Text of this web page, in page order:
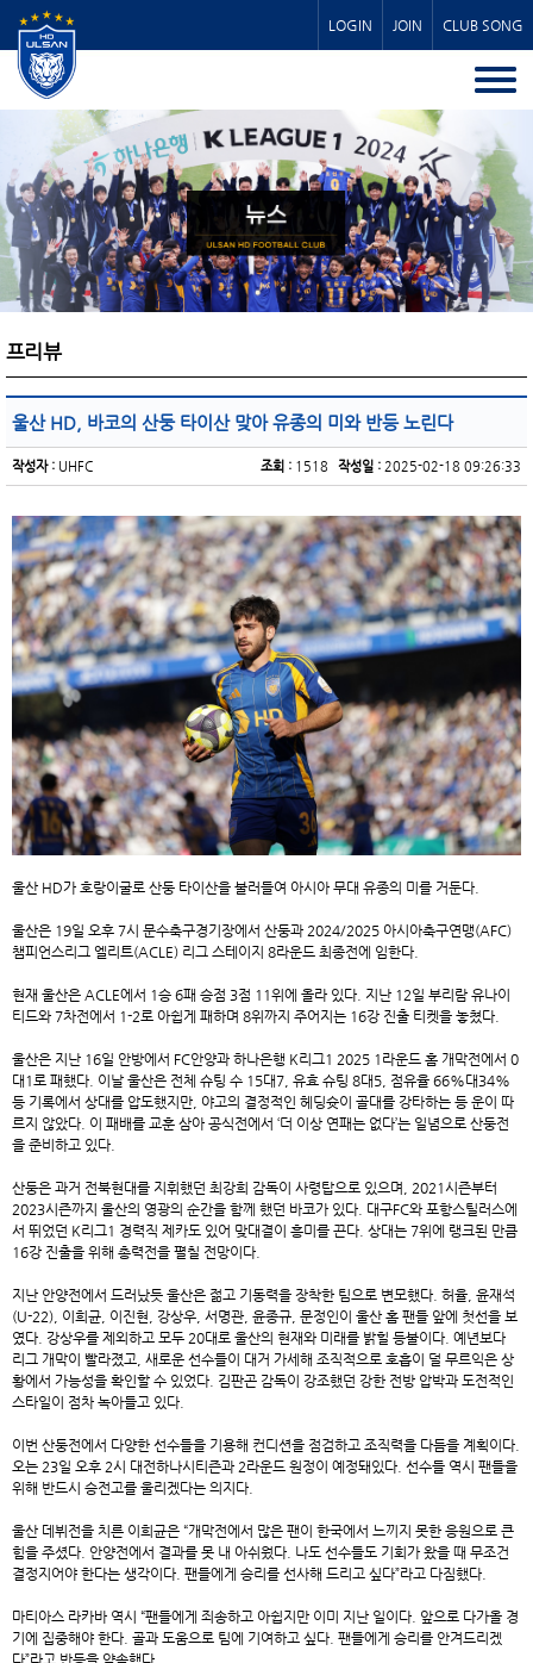
LOGIN JOIN CLUB SONG
프리뷰
울산 HD, 바코의 산둥 타이산 맞아 유종의 미와 반등 노린다
작성자 : UHFC 작성일 : 2025-02-18 09:26:33
조회 : 1518
울산 HD가 호랑이굴로 산둥 타이산을 불러들여 아시아 무대 유종의 미를 거둔다.
울산은 19일 오후 7시 문수축구경기장에서 산둥과 2024/2025 아시아축구연맹(AFC)
챔피언스리그 엘리트(ACLE) 리그 스테이지 8라운드 최종전에 임한다.
현재 울산은 ACLE에서 1승 6패 승점 3점 11위에 올라 있다. 지난 12일 부리람 유나이
티드와 7차전에서 1-2로 아쉽게 패하며 8위까지 주어지는 16강 진출 티켓을 놓쳤다.
울산은 지난 16일 안방에서 FC안양과 하나은행 K리그1 2025 1라운드 홈 개막전에서 0
대1로 패했다. 이날 울산은 전체 슈팅 수 15대7, 유효 슈팅 8대5, 점유율 66%대34%
등 기록에서 상대를 압도했지만, 야고의 결정적인 헤딩슛이 골대를 강타하는 등 운이 따
르지 않았다. 이 패배를 교훈 삼아 공식전에서 ‘더 이상 연패는 없다’는 일념으로 산둥전
을 준비하고 있다.
산둥은 과거 전북현대를 지휘했던 최강희 감독이 사령탑으로 있으며, 2021시즌부터
2023시즌까지 울산의 영광의 순간을 함께 했던 바코가 있다. 대구FC와 포항스틸러스에
서 뛰었던 K리그1 경력직 제카도 있어 맞대결이 흥미를 끈다. 상대는 7위에 랭크된 만큼
16강 진출을 위해 총력전을 펼칠 전망이다.
지난 안양전에서 드러났듯 울산은 젊고 기동력을 장착한 팀으로 변모했다. 허율, 윤재석
(U-22), 이희균, 이진현, 강상우, 서명관, 윤종규, 문정인이 울산 홈 팬들 앞에 첫선을 보
였다. 강상우를 제외하고 모두 20대로 울산의 현재와 미래를 밝힐 등불이다. 예년보다
리그 개막이 빨라졌고, 새로운 선수들이 대거 가세해 조직적으로 호흡이 덜 무르익은 상
황에서 가능성을 확인할 수 있었다. 김판곤 감독이 강조했던 강한 전방 압박과 도전적인
스타일이 점차 녹아들고 있다.
이번 산둥전에서 다양한 선수들을 기용해 컨디션을 점검하고 조직력을 다듬을 계획이다.
오는 23일 오후 2시 대전하나시티즌과 2라운드 원정이 예정돼있다. 선수들 역시 팬들을
위해 반드시 승전고를 울리겠다는 의지다.
울산 데뷔전을 치른 이희균은 “개막전에서 많은 팬이 한국에서 느끼지 못한 응원으로 큰
힘을 주셨다. 안양전에서 결과를 못 내 아쉬웠다. 나도 선수들도 기회가 왔을 때 무조건
결정지어야 한다는 생각이다. 팬들에게 승리를 선사해 드리고 싶다”라고 다짐했다.
마티아스 라카바 역시 “팬들에게 죄송하고 아쉽지만 이미 지난 일이다. 앞으로 다가올 경
기에 집중해야 한다. 골과 도움으로 팀에 기여하고 싶다. 팬들에게 승리를 안겨드리겠
다”라고 반등을 약속했다.